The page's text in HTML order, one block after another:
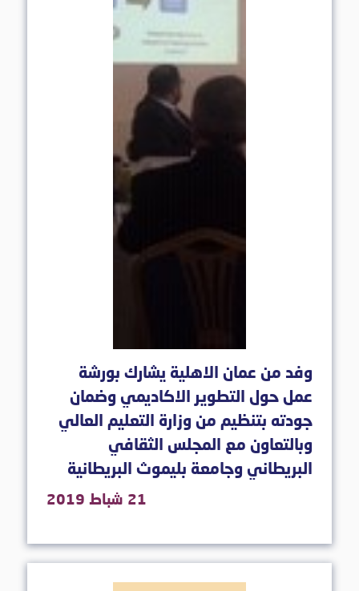
وفد من عمان الاهلية يشارك بورشة
عمل حول التطوير الاكاديمي وضمان
جودته بتنظيم من وزارة التعليم العالي
وبالتعاون مع المجلس الثقافي
البريطاني وجامعة بليموث البريطانية
21 شباط 2019